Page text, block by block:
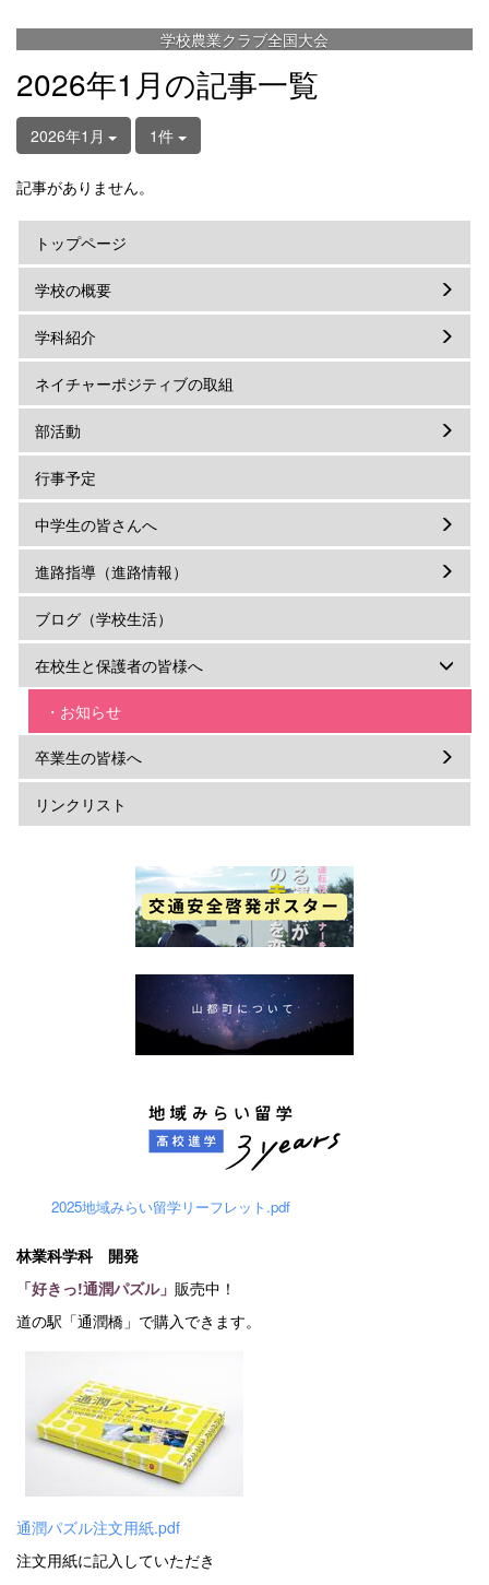
学校農業クラブ全国大会
2026年1月の記事一覧
2026年1月 1件
記事がありません。
トップページ
学校の概要
学科紹介
ネイチャーポジティブの取組
部活動
行事予定
中学生の皆さんへ
進路指導（進路情報）
ブログ（学校生活）
在校生と保護者の皆様へ
・お知らせ
卒業生の皆様へ
リンクリスト
2025地域みらい留学リーフレット.pdf
林業科学科 開発
「好きっ!通潤パズル」 販売中！
道の駅「通潤橋」で購入できます。
通潤パズル注文用紙.pdf
注文用紙に記入していただき